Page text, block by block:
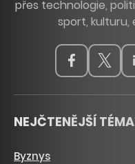
přes technologie,
sport, kulturu,
NEJČTENĚJŠÍ
Byznys